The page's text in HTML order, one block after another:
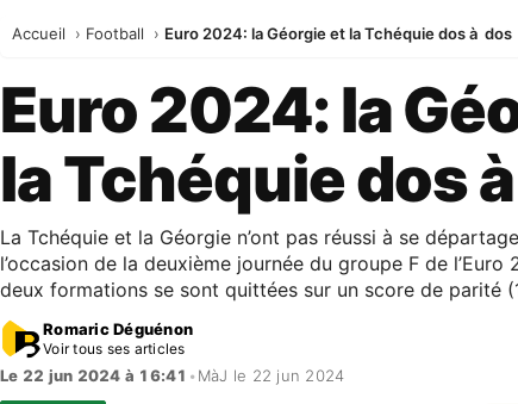
Accueil Football Euro 2024: la Géorgie et la Tchéquie dos à dos
Euro 2024: la
la Tchéquie dos
La Tchéquie et la Géorgie n’ont pas réussi à se
l’occasion de la deuxième journée du groupe F de l’Euro
deux formations se sont quittées sur un score de parité
Romaric Déguénon
Voir tous ses articles
Le 22 jun 2024 à 16:41 • MàJ le 22 jun 2024